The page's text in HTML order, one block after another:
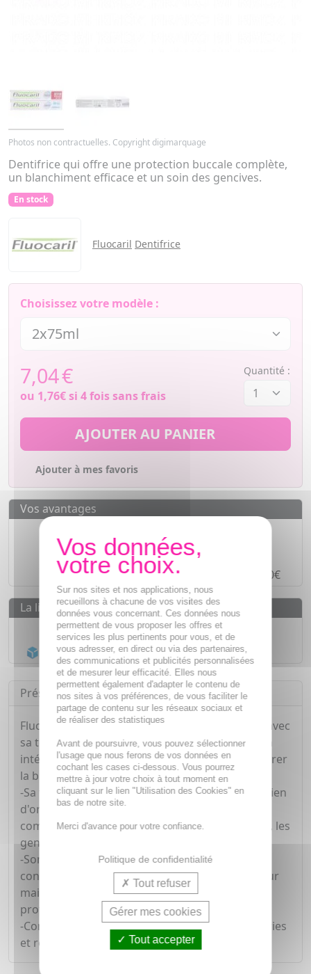
Photos non contractuelles. Copyright digimarquage
Dentifrice qui offre une protection buccale complète,
un blanchiment efficace et un soin des gencives.
En stock
Fluocaril Dentifrice
Choisissez votre modèle :
7,04€
ou 1,76€si 4 fois sans frais
Quantité :
AJOUTER AU PANIER
Ajouter à mes favoris
Vos avantages
Paiement en ligneSÉCURISÉ
Paiement en 4 fois sans frais à partir de 30€
La livraison
Livraison gratuite dès55€
Acheminement Chronopost en 24h*
Présentation
Fluocaril Protection Complète Blancheur 75ml, avec
sa technologie Fluor + Zinc, offre une protection
intégrale de toute votre bouche et aide à restaurer
la blancheur naturelle de vos dents.
-Sa formule contient du Zinc, un actif antibactérien
d'origine naturelle, clinqiuement prouvé pour
combattre les bactéries présentes sur les dents, les
gencives, les joues et la langue.
-Son utilisation offre 18 heures de protection
contre l'accumulation de la plaque dentaire, pour
maintenir une bouche saine et intégralement
protégée.
-Contient 145mg de Fluor, aide à prévenir les caries
et renforce l'émail.
Sur nos sites et nos applications, nous
recueillons à chacune de vos visites des
données vous concernant. Ces données nous
permettent de vous proposer les offres et
services les plus pertinents pour vous, et de
vous adresser, en direct ou via des partenaires,
des communications et publicités personnalisées
et de mesurer leur efficacité. Elles nous
permettent également d'adapter le contenu de
nos sites à vos préférences, de vous faciliter le
partage de contenu sur les réseaux sociaux et
de réaliser des statistiques
Avant de poursuivre, vous pouvez sélectionner
l'usage que nous ferons de vos données en
cochant les cases ci-dessous. Vous pourrez
mettre à jour votre choix à tout moment en
cliquant sur le lien "Utilisation des Cookies" en
bas de notre site.
Merci d'avance pour votre confiance.
Politique de confidentialité
Tout refuser
Gérer mes cookies
Tout accepter